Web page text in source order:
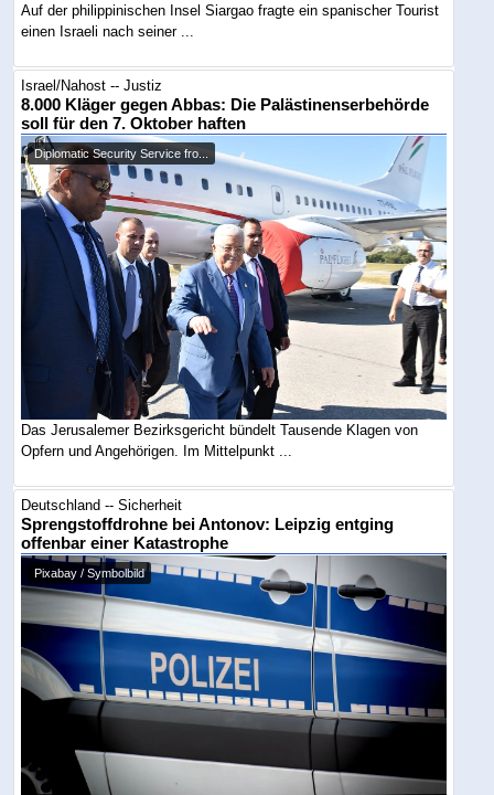
Auf der philippinischen Insel Siargao fragte ein spanischer Tourist
einen Israeli nach seiner ...
Israel/Nahost -- Justiz
8.000 Kläger gegen Abbas: Die Palästinenserbehörde
soll für den 7. Oktober haften
Diplomatic Security Service fro...
Das Jerusalemer Bezirksgericht bündelt Tausende Klagen von
Opfern und Angehörigen. Im Mittelpunkt ...
Deutschland -- Sicherheit
Sprengstoffdrohne bei Antonov: Leipzig entging
offenbar einer Katastrophe
Pixabay / Symbolbild